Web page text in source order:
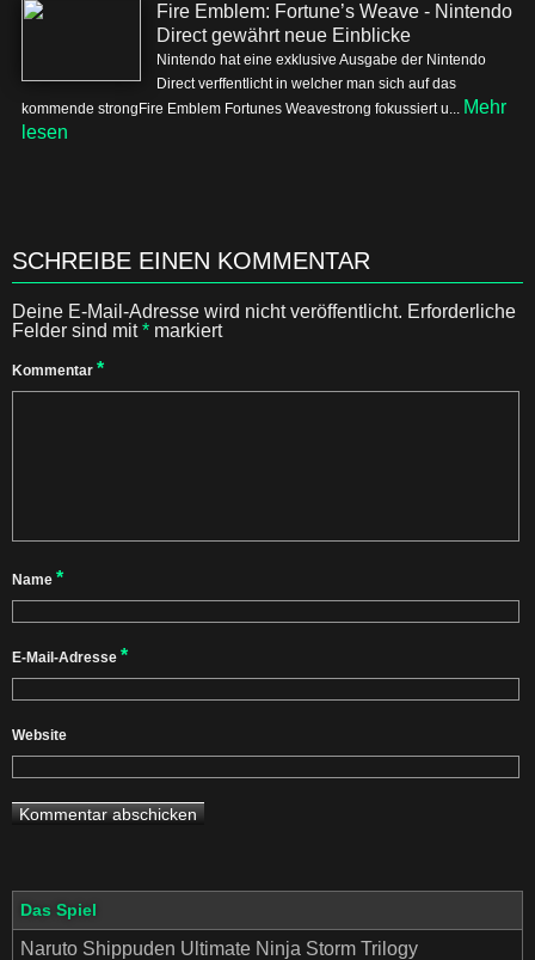
Fire Emblem: Fortune’s Weave - Nintendo
Direct gewährt neue Einblicke
Nintendo hat eine exklusive Ausgabe der Nintendo
Direct verffentlicht in welcher man sich auf das
kommende strongFire Emblem Fortunes Weavestrong fokussiert u... Mehr
lesen
SCHREIBE EINEN KOMMENTAR
Deine E-Mail-Adresse wird nicht veröffentlicht. Erforderliche
Felder sind mit* markiert
Kommentar *
Name *
E-Mail-Adresse *
Website
Das Spiel
Naruto Shippuden Ultimate Ninja Storm Trilogy